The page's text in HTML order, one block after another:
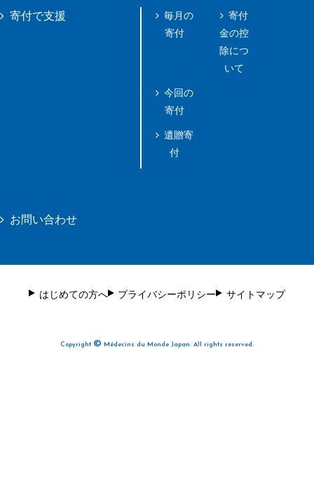
寄付で支援
毎月の
寄付
今回の
寄付
遺贈寄
付
寄付
金の控
除につ
いて
お問い合わせ
はじめての方へ プライバシーポリシー サイトマップ
Copyright © Médecins du Monde Japan. All rights reserved.